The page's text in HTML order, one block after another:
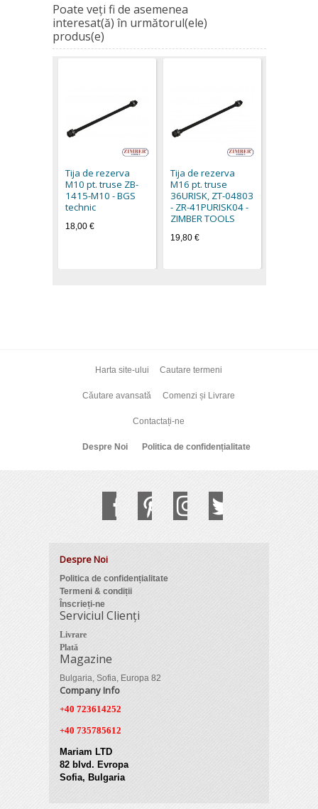
Poate veţi fi de asemenea
interesat(ă) în următorul(ele)
produs(e)
Tija de rezerva
M10 pt. truse ZB-
1415-M10 - BGS
technic
18,00 €
Tija de rezerva
M16 pt. truse
36URISK, ZT-04803
- ZR-41PURISK04 -
ZIMBER TOOLS
19,80 €
Harta site-ului Cautare termeni
Căutare avansată Comenzi și Livrare
Contactați-ne
Despre Noi Politica de confidențialitate
Despre Noi
Politica de confidențialitate
Termeni & condiții
Înscrieți-ne
Serviciul Clienți
Livrare
Plată
Magazine
Bulgaria, Sofia, Europa 82
Company Info
+40 723614252
+40 735785612
Mariam LTD
82 blvd. Evropa
Sofia, Bulgaria